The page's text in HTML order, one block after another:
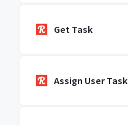
Get Task
Assign User Task